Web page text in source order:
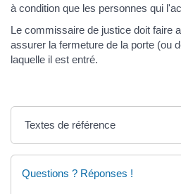
à condition que les personnes qui
Le commissaire de justice doit faire
assurer la fermeture de la porte (ou
laquelle il est entré.
Textes de référence
Questions ? Réponses !